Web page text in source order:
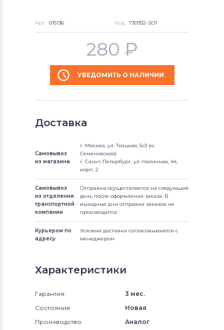
Арт: 015136 Код: 730932-SD1
280 ₽
УВЕДОМИТЬ О НАЛИЧИИ
Доставка
Самовывоз
из магазина
г. Москва, ул. Ткацкая, 5с3 (м.
Семеновская)
г. Санкт-Петербург, ул. Наличная, 44,
корп. 2
Самовывоз
из отделения
транспортной
компании
Отправка осуществляется на следующий
день после оформления заказа. В
выходные дни отправка заказов не
производится
Курьером по
адресу
Условия доставки согласовываются с
менеджером
Характеристики
Гарантия
3 мес.
Состояние
Новая
Производство
Аналог